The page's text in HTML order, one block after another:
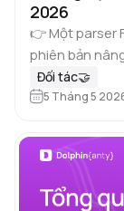
2026
👉 Một parser
phiên bản
dạng mã, và
Đối tác🤝
5 Tháng 5